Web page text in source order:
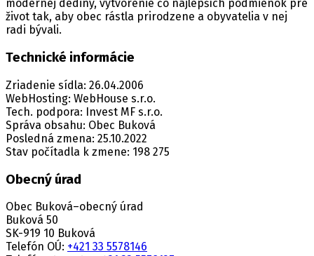
modernej dediny, vytvorenie čo najlepších podmienok pre
život tak, aby obec rástla prirodzene a obyvatelia v nej
radi bývali.
Technické informácie
Zriadenie sídla: 26.04.2006
WebHosting: WebHouse s.r.o.
Tech. podpora: Invest MF s.r.o.
Správa obsahu: Obec Buková
Posledná zmena: 25.10.2022
Stav počítadla k zmene: 198 275
Obecný úrad
Obec Buková–obecný úrad
Buková 50
SK-919 10 Buková
Telefón OÚ: +421 33 5578146